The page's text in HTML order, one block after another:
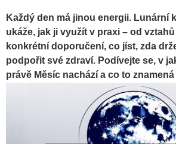
Každý den má jinou energii. Lunární
ukáže, jak ji využít v praxi – od
konkrétní doporučení, co jíst, zda
podpořit své zdraví. Podívejte se, v
právě Měsíc nachází a co to